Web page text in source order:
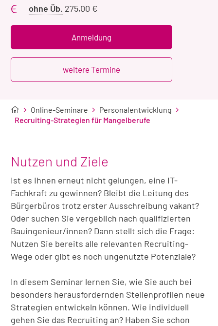
ohne Üb. Preis
Übernachtung
275,00 €
Anmeldung
weitere Termine
Online-Seminare
Personalentwicklung
Recruiting-Strategien für Mangelberufe
Nutzen und Ziele
Ist es Ihnen erneut nicht gelungen, eine IT-
Fachkraft zu gewinnen? Bleibt die Leitung des
Bürgerbüros trotz erster Ausschreibung vakant?
Oder suchen Sie vergeblich nach qualifizierten
Bauingenieur/innen? Dann stellt sich die Frage:
Nutzen Sie bereits alle relevanten Recruiting-
Wege oder gibt es noch ungenutzte Potenziale?
In diesem Seminar lernen Sie, wie Sie auch bei
besonders herausfordernden Stellenprofilen neue
Strategien entwickeln können. Wie individuell
gehen Sie das Recruiting an? Haben Sie schon